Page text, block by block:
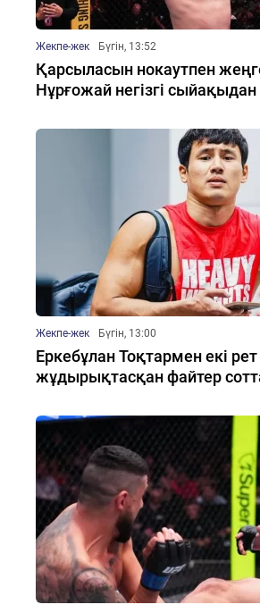
Жекпе-жек Бүгін, 13:52
Қарсыласын нокаутпен
Нұрғожай негізгі
Жекпе-жек Бүгін, 13:00
Еркебұлан Тоқтармен екі рет
жұдырықтасқан файтер